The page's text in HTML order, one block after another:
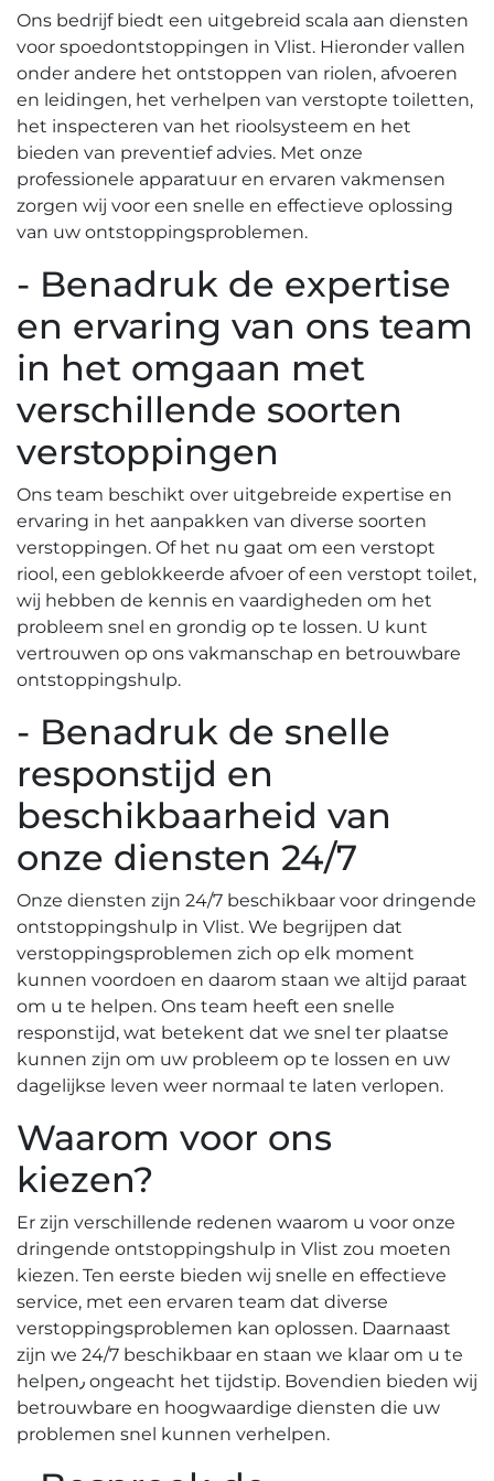
Ons bedrijf biedt een uitgebreid scala aan diensten
voor spoedontstoppingen in Vlist.​ Hieronder vallen
onder andere het ontstoppen van riolen, afvoeren
en leidingen, het verhelpen van verstopte toiletten,
het inspecteren van het rioolsysteem en het
bieden van preventief advies.​ Met onze
professionele apparatuur en ervaren vakmensen
zorgen wij voor een snelle en effectieve oplossing
van uw ontstoppingsproblemen.​
- Benadruk de expertise
en ervaring van ons team
in het omgaan met
verschillende soorten
verstoppingen
Ons team beschikt over uitgebreide expertise en
ervaring in het aanpakken van diverse soorten
verstoppingen.​ Of het nu gaat om een verstopt
riool, een geblokkeerde afvoer of een verstopt toilet,
wij hebben de kennis en vaardigheden om het
probleem snel en grondig op te lossen. U kunt
vertrouwen op ons vakmanschap en betrouwbare
ontstoppingshulp.
- Benadruk de snelle
responstijd en
beschikbaarheid van
onze diensten 24/7
Onze diensten zijn 24/7 beschikbaar voor dringende
ontstoppingshulp in Vlist.​ We begrijpen dat
verstoppingsproblemen zich op elk moment
kunnen voordoen en daarom staan we altijd paraat
om u te helpen.​ Ons team heeft een snelle
responstijd, wat betekent dat we snel ter plaatse
kunnen zijn om uw probleem op te lossen en uw
dagelijkse leven weer normaal te laten verlopen.​
Waarom voor ons
kiezen?​
Er zijn verschillende redenen waarom u voor onze
dringende ontstoppingshulp in Vlist zou moeten
kiezen.​ Ten eerste bieden wij snelle en effectieve
service, met een ervaren team dat diverse
verstoppingsproblemen kan oplossen.​ Daarnaast
zijn we 24/7 beschikbaar en staan we klaar om u te
helpen٫ ongeacht het tijdstip.​ Bovendien bieden wij
betrouwbare en hoogwaardige diensten die uw
problemen snel kunnen verhelpen.​